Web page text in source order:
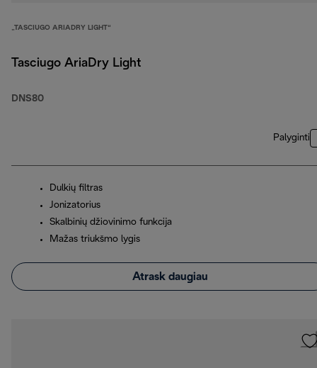
„TASCIUGO ARIADRY LIGHT“
Tasciugo AriaDry Light
DNS80
Palyginti
Dulkių filtras
Jonizatorius
Skalbinių džiovinimo funkcija
Mažas triukšmo lygis
Atrask daugiau